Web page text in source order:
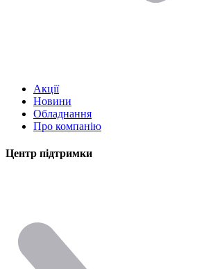
Акції
Новини
Обладнання
Про компанію
Центр підтримки